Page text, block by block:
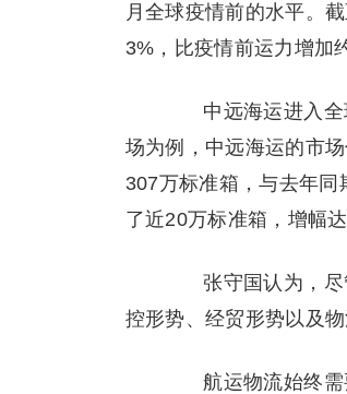
月全球疫情前的水平。
3%，比疫情前运力增加
中远海运进入全
场为例，中远海运的市
307万标准箱，与去年
了近20万标准箱，增幅达
张守国认为，尽
控形势、经贸形势以及
航运物流始终需